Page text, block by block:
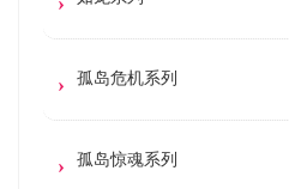
孤岛危机系列
孤岛惊魂系列